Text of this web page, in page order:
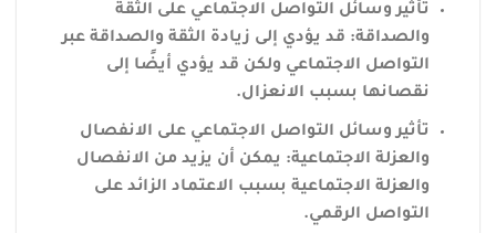
تأثير وسائل التواصل الاجتماعي على الثقة
والصداقة: قد يؤدي إلى زيادة الثقة والصداقة عبر
التواصل الاجتماعي ولكن قد يؤدي أيضًا إلى
نقصانها بسبب الانعزال.
تأثير وسائل التواصل الاجتماعي على الانفصال
والعزلة الاجتماعية: يمكن أن يزيد من الانفصال
والعزلة الاجتماعية بسبب الاعتماد الزائد على
التواصل الرقمي.